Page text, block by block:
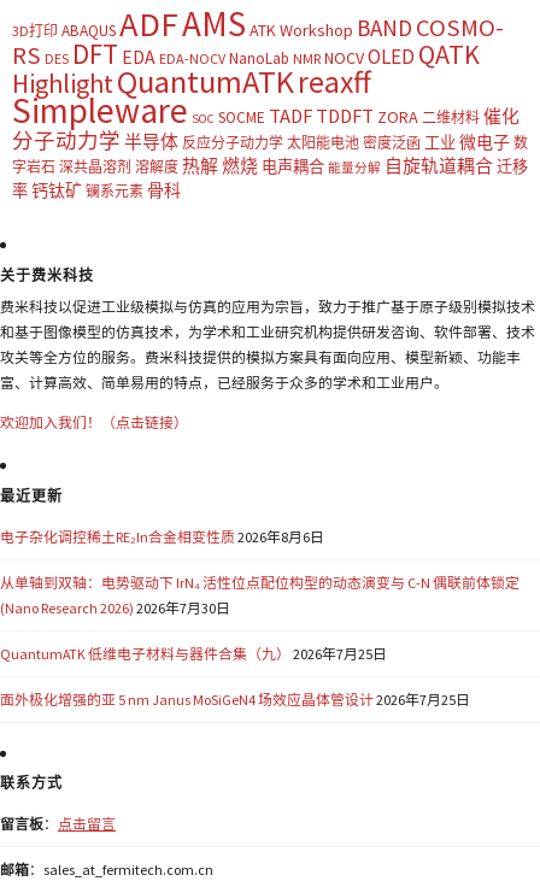
3D打印 ABAQUSADFAMS ATK Workshop BAND COSMO-
RS DES DFT EDA EDA-NOCV NanoLab NMR NOCVOLED QATK
HighlightQuantumATKreaxff
Simpleware SOC SOCME TADF TDDFT ZORA 二维材料 催化
分子动力学 半导体 反应分子动力学 太阳能电池 密度泛函 工业 微电子 数
字岩石 深共晶溶剂 溶解度 热解燃烧 电声耦合 能量分解 自旋轨道耦合迁移
率钙钛矿 镧系元素 骨科
关于费米科技
费米科技以促进工业级模拟与仿真的应用为宗旨，致力于推广基于原子级别模拟技术
和基于图像模型的仿真技术，为学术和工业研究机构提供研发咨询、软件部署、技术
攻关等全方位的服务。费米科技提供的模拟方案具有面向应用、模型新颖、功能丰
富、计算高效、简单易用的特点，已经服务于众多的学术和工业用户。
欢迎加入我们！（点击链接）
最近更新
电子杂化调控稀土RE₂In合金相变性质2026年8月6日
从单轴到双轴：电势驱动下 IrN₄ 活性位点配位构型的动态演变与 C-N 偶联前体锁定
(Nano Research 2026) 2026年7月30日
QuantumATK 低维电子材料与器件合集（九） 2026年7月25日
面外极化增强的亚 5 nm Janus MoSiGeN4 场效应晶体管设计2026年7月25日
联系方式
留言板： 点击留言
邮箱：sales_at_fermitech.com.cn